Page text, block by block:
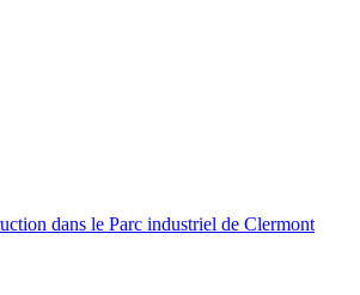
dans le Parc industriel de Clermont